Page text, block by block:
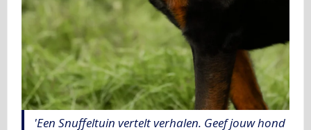
'Een Snuffeltuin vertelt verhalen. Geef jouw hond